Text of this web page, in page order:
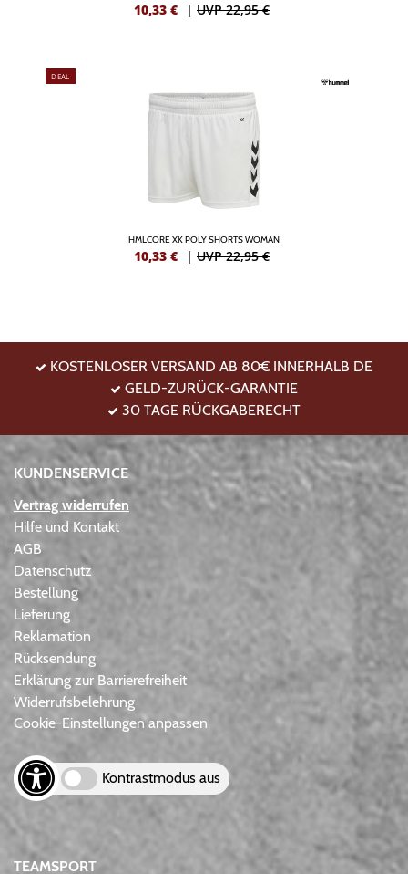
10,33 € | UVP 22,95 €
DEAL
HMLCORE XK POLY SHORTS WOMAN
10,33 € | UVP 22,95 €
KOSTENLOSER VERSAND AB 80€ INNERHALB DE
GELD-ZURÜCK-GARANTIE
30 TAGE RÜCKGABERECHT
KUNDENSERVICE
Vertrag widerrufen
Hilfe und Kontakt
AGB
Datenschutz
Bestellung
Lieferung
Reklamation
Rücksendung
Erklärung zur Barrierefreiheit
Widerrufsbelehrung
Cookie-Einstellungen anpassen
Kontrastmodus aus
TEAMSPORT